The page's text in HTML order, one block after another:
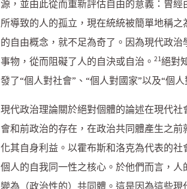
源，並由此從而重新評估自由的意義：曾
所導致的人的孤立，現在統統被簡單地稱之
的自由概念，就不足為奇了。因為現代政
事物，從而阻礙了人的自決或自治。 21絕對
發了“個人對社會”、“個人對國家”以及“個
現代政治理論關於絕對個體的論述在現代
會和前政治的存在，在政治共同體產生之
化其自身利益。以霍布斯和洛克為代表的
個人的自我同一性之核心。於他們而言，
變為（政治性的）共同體。這是因為這些